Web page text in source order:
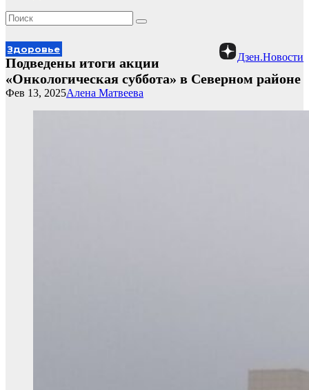
Дзен.Новости
Здоровье
Подведены итоги акции
«Онкологическая суббота» в Северном районе
Алена Матвеева
Фев 13, 2025